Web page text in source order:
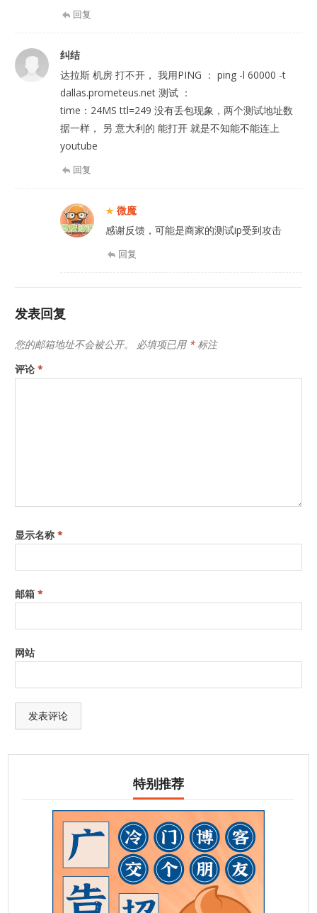
回复
纠结
达拉斯 机房 打不开， 我用PING ： ping -l 60000 -t
dallas.prometeus.net 测试 ：
time：24MS ttl=249 没有丢包现象，两个测试地址数
据一样， 另 意大利的 能打开 就是不知能不能连上
youtube
回复
微魔
感谢反馈，可能是商家的测试ip受到攻击
回复
发表回复
您的邮箱地址不会被公开。 必填项已用 *标注
评论*
显示名称*
邮箱*
网站
特别推荐